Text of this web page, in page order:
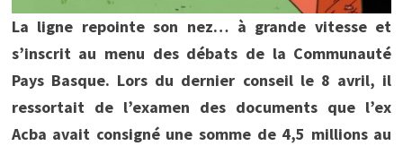
La ligne repointe son nez… à grande vitesse et
s’inscrit au menu des débats de la Communauté
Pays Basque. Lors du dernier conseil le 8 avril, il
ressortait de l’examen des documents que l’ex
Acba avait consigné une somme de 4,5 millions au